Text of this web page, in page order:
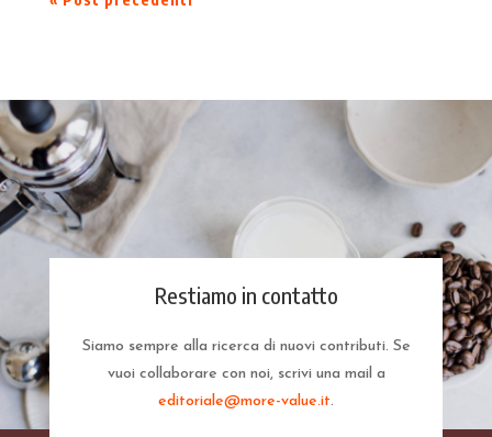
Restiamo in contatto
Siamo sempre alla ricerca di nuovi contributi. Se
vuoi collaborare con noi, scrivi una mail a
editoriale@more-value.it.